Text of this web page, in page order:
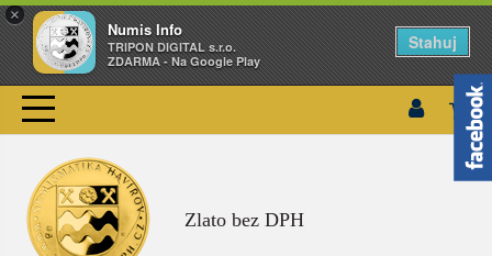
×
Numis Info
TRIPON DIGITAL s.r.o.
ZDARMA - Na Google Play
Stahuj
Zlato bez DPH